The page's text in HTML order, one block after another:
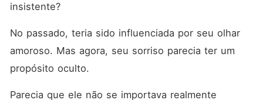
insistente?
No passado, teria sido influenciada por seu olhar
amoroso. Mas agora, seu sorriso parecia ter um
propósito oculto.
Parecia que ele não se importava realmente